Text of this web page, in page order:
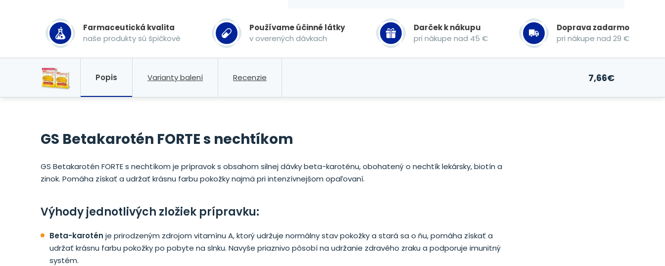
Farmaceutická kvalita
naše produkty sú špičkové
Používame účinné látky
v overených dávkach
Darček k nákupu
pri nákupe nad 45 €
Doprava zadarmo
pri nákupe nad 29 €
Popis Varianty balení Recenzie 7,66€
GS Betakarotén FORTE s nechtíkom
GS Betakarotén FORTE s nechtíkom je prípravok s obsahom silnej dávky beta-karoténu, obohatený o nechtík lekársky, biotín a
zinok. Pomáha získať a udržať krásnu farbu pokožky najmä pri intenzívnejšom opaľovaní.
Výhody jednotlivých zložiek prípravku:
Beta-karotén je prirodzeným zdrojom vitamínu A, ktorý udržuje normálny stav pokožky a stará sa o ňu, pomáha získať a
udržať krásnu farbu pokožky po pobyte na slnku. Navyše priaznivo pôsobí na udržanie zdravého zraku a podporuje imunitný
systém.